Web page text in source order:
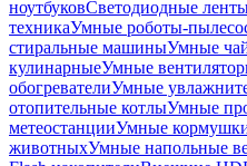
ноутбуковСветодиодные
техникаУмные роботы-
стиральные машиныУмные
кулинарныеУмные
обогревателиУмные
отопительные котлыУмные
метеостанцииУмные
животныхУмные напольные